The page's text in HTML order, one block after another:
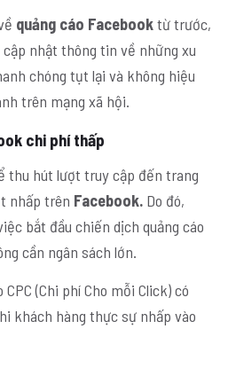
quảng cáo Facebooktừ trước,
nhật thông tin về những xu
chóng tụt lại và không hiệu
trên mạng xã hội.
chi phí thấp
thu hút lượt truy cập đến trang
nhấp trên Facebook. Do đó,
bắt đầu chiến dịch quảng cáo
cần ngân sách lớn.
(Chi phí Cho mỗi Click) có
khách hàng thực sự nhấp vào